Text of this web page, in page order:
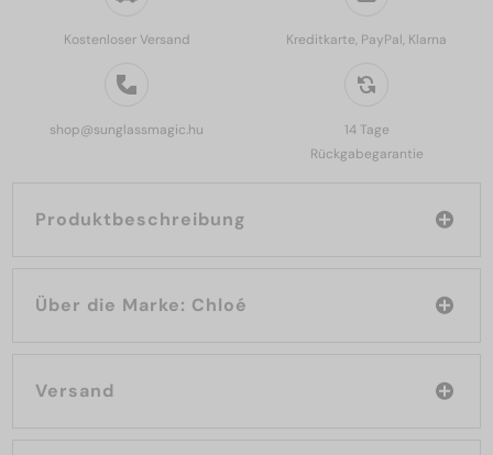
Kostenloser Versand Kreditkarte, PayPal, Klarna
shop@sunglassmagic.hu
14 Tage
Rückgabegarantie
Produktbeschreibung
Über die Marke: Chloé
Versand